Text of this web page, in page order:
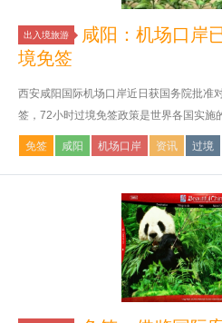
出入境旅游
咸阳：机场口岸
境免签
西安咸阳国际机场口岸近日获国务院批准
签，72小时过境免签政策是世界各国实施
免签 咸阳 机场口岸 资讯 过境